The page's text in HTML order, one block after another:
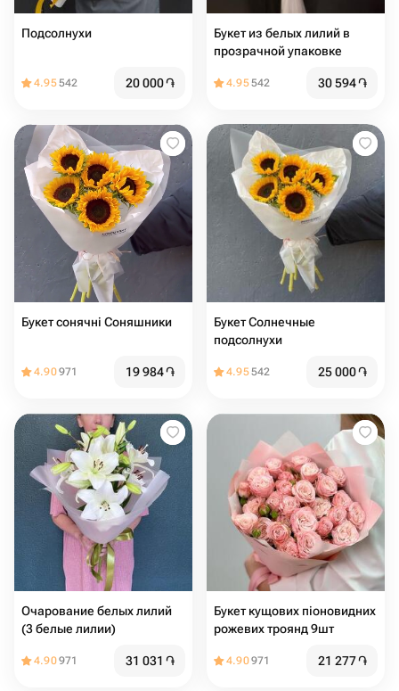
Подсолнухи
4.95542 20 000֏
Букет из белых лилий в
прозрачной упаковке
4.95542 30 594֏
Букет сонячні Соняшники
4.90971 19 984֏
Букет Солнечные
подсолнухи
4.95542 25 000֏
Очарование белых лилий
(3 белые лилии)
4.90971 31 031 ֏
Букет кущових піоновидних
рожевих троянд 9шт
4.90971 21 277֏